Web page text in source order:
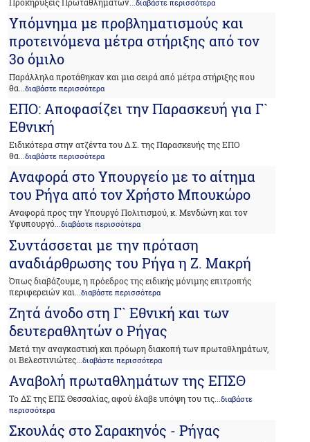
...διαβάστε περισσότερα
Υπόμνημα με προβληματισμούς και
προτεινόμενα μέτρα στήριξης από τον
3ο όμιλο
Παράλληλα προτάθηκαν και μια σειρά από μέτρα στήριξης που
θα...διαβάστε περισσότερα
ΕΠΟ: Αποφασίζει την Παρασκευή για Γ`
Εθνική
Ειδικότερα στην ατζέντα του Δ.Σ. της Παρασκευής της ΕΠΟ
θα...διαβάστε περισσότερα
Αναφορά στο Υπουργείο με το αίτημα
του Ρήγα από τον Χρήστο Μπουκώρο
Αναφορά προς την Υπουργό Πολιτισμού, κ. Μενδώνη και τον
Υφυπουργό...διαβάστε περισσότερα
Συντάσσεται με την πρόταση
αναδιάρθρωσης του Ρήγα η Ζ. Μακρή
Όπως διαβάζουμε, η πρόεδρος της ειδικής μόνιμης επιτροπής
περιφερειών και ...διαβάστε περισσότερα
Ζητά άνοδο στη Γ` Εθνική και των
δευτεραθλητών ο Ρήγας
Μετά την αναγκαστική και πρόωρη διακοπή των πρωταθλημάτων,
οι Βελεστινιώτες...διαβάστε περισσότερα
Αναβολή πρωταθλημάτων της ΕΠΣΘ
Το ΔΣ της ΕΠΣ Θεσσαλίας, αφού έλαβε υπόψη του τις...διαβάστε
περισσότερα
Σκουλάς στο Σαρακηνός - Ρήγας